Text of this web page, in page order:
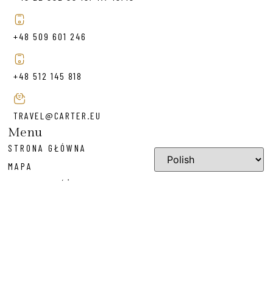
+48 509 601 246
+48 512 145 818
TRAVEL@CARTER.EU
Menu
STRONA GŁÓWNA
MAPA
TYPY PODRÓŻY